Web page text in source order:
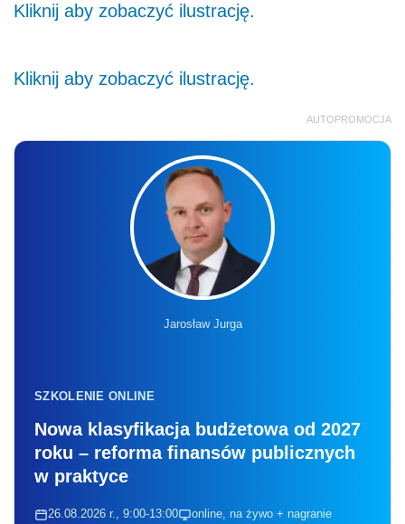
Kliknij aby zobaczyć ilustrację.
Kliknij aby zobaczyć ilustrację.
AUTOPROMOCJA
Jarosław Jurga
SZKOLENIE ONLINE
Nowa klasyfikacja budżetowa od 2027
roku – reforma finansów publicznych
w praktyce
26.08.2026 r., 9:00-13:00 online, na żywo + nagranie